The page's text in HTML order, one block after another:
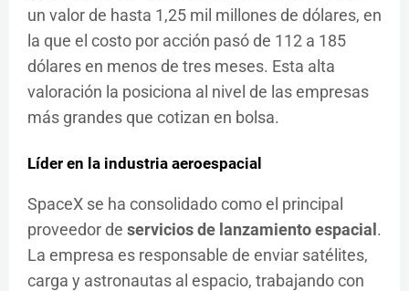
un valor de hasta 1,25 mil millones de dólares, en
la que el costo por acción pasó de 112 a 185
dólares en menos de tres meses. Esta alta
valoración la posiciona al nivel de las empresas
más grandes que cotizan en bolsa.
Líder en la industria aeroespacial
SpaceX se ha consolidado como el principal
proveedor de servicios de lanzamiento espacial.
La empresa es responsable de enviar satélites,
carga y astronautas al espacio, trabajando con